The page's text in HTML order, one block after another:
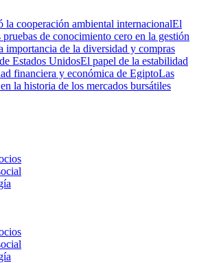
cooperación ambiental internacionalEl
de conocimiento cero en la gestión
importancia de la diversidad y compras
Estados UnidosEl papel de la estabilidad
financiera y económica de EgiptoLas
la historia de los mercados bursátiles